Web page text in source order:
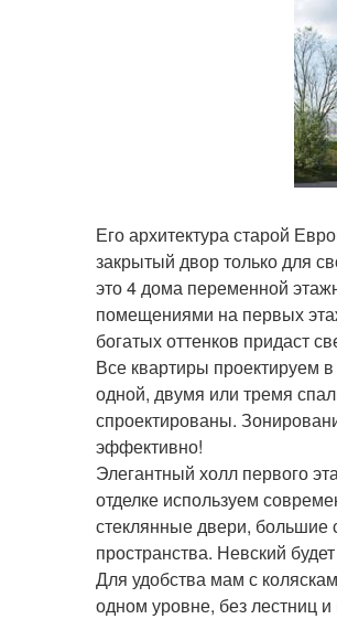
Его архитектура старой
закрытый двор только для
это 4 дома переменной
помещениями на первых
богатых оттенков придаст
Все квартиры проектируем
одной, двумя или тремя
спроектированы.
эффективно!
Элегантный холл первого
отделке используем
стеклянные двери, большие
пространства. Невский
Для удобства мам с
одном уровне, без лестниц